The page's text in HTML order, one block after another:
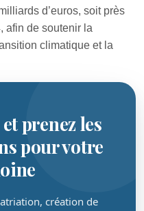
d’euros, soit près
afin de soutenir la
climatique et la
prenez les
pour votre
création de